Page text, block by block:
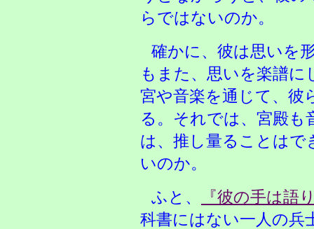
らではないのか。
確かに、彼は思いを
もまた、思いを楽譜に
宮や音楽を通じて、彼
る。それでは、宮殿も
は、推し量ることはで
いのか。
ふと、
『彼の手は語
科書にはない一人の兵